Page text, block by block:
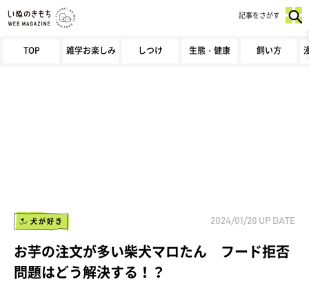
TOP 雑学お楽しみ しつけ 生態・健康 飼い方
記事をさがす
犬が好き 2024/01/20 UP DATE
お芋の注文が多い柴犬マロたん フード拒否
問題はどう解決する！？